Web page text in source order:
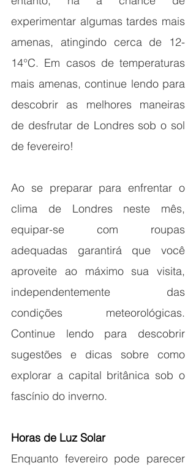
experimentar algumas tardes mais
amenas, atingindo cerca de 12-
14°C. Em casos de temperaturas
mais amenas, continue lendo para
descobrir as melhores maneiras
de desfrutar de Londres sob o sol
de fevereiro!
Ao se preparar para enfrentar o
clima de Londres neste mês,
equipar-se com roupas
adequadas garantirá que você
aproveite ao máximo sua visita,
independentemente das
condições meteorológicas.
Continue lendo para descobrir
sugestões e dicas sobre como
explorar a capital britânica sob o
fascínio do inverno.
Horas de Luz Solar
Enquanto fevereiro pode parecer